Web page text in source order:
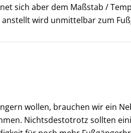
sich aber dem Maßstab /
wird unmittelbar zum
wollen, brauchen wir ein
Nichtsdestotrotz sollten